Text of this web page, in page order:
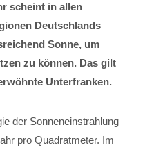
scheint in allen
Deutschlands
Sonne, um
zu können. Das gilt
Unterfranken.
der Sonneneinstrahlung
pro Quadratmeter. Im